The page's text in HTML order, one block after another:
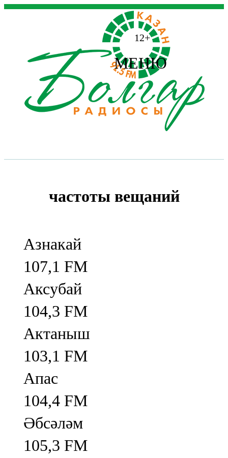
12+
МЕНЮ
частоты вещаний
Азнакай
107,1 FM
Аксубай
104,3 FM
Актаныш
103,1 FM
Апас
104,4 FM
Әбсәләм
105,3 FM